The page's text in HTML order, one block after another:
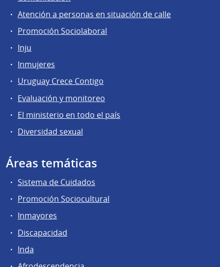
Atención a personas en situación de calle
Promoción Sociolaboral
Inju
Inmujeres
Uruguay Crece Contigo
Evaluación y monitoreo
El ministerio en todo el país
Diversidad sexual
Áreas temáticas
Sistema de Cuidados
Promoción Sociocultural
Inmayores
Discapacidad
Inda